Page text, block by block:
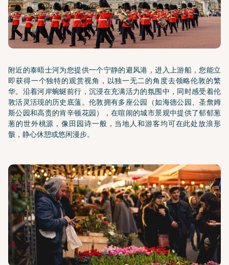
附近的泰晤士河为您提供一个宁静的避风港，进入上游船，您能立
即获得一个独特的观赏视角，以独一无二的角度去领略伦敦的繁
华。沿着河岸蜿蜒前行，沉浸在充满活力的氛围中，同时感受着伦
敦活灵活现的历史底薀。伦敦拥有多座公园（如海德公园、圣詹姆
斯公园和高贵的肯辛顿花园），在喧闹的城市景观中提供了郁郁葱
葱的世外桃源，像田园诗一般，当地人和游客均可在此处放浪形
骸，静心休憩或悠闲漫步。